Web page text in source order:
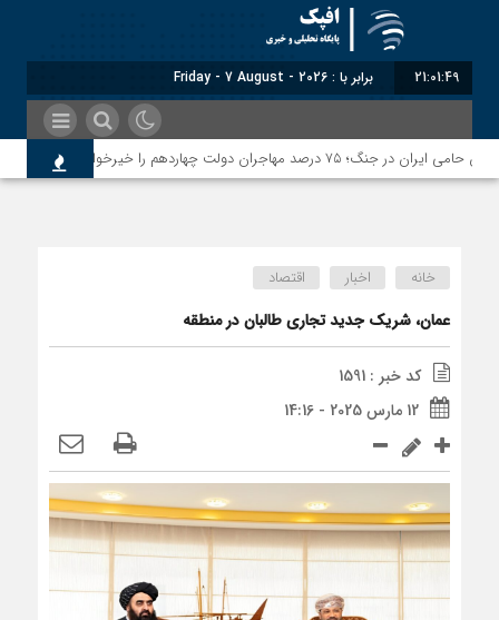
21:01:50 برابر با : Friday - 7 August - 2026
خانه اخبار اقتصاد
عمان، شریک جدید تجاری طالبان در منطقه
کد خبر : 1591
12 مارس 2025 - 14:16